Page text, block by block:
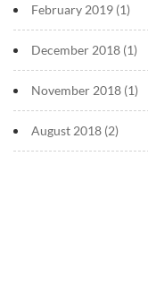
February 2019 (1)
December 2018 (1)
November 2018 (1)
August 2018 (2)